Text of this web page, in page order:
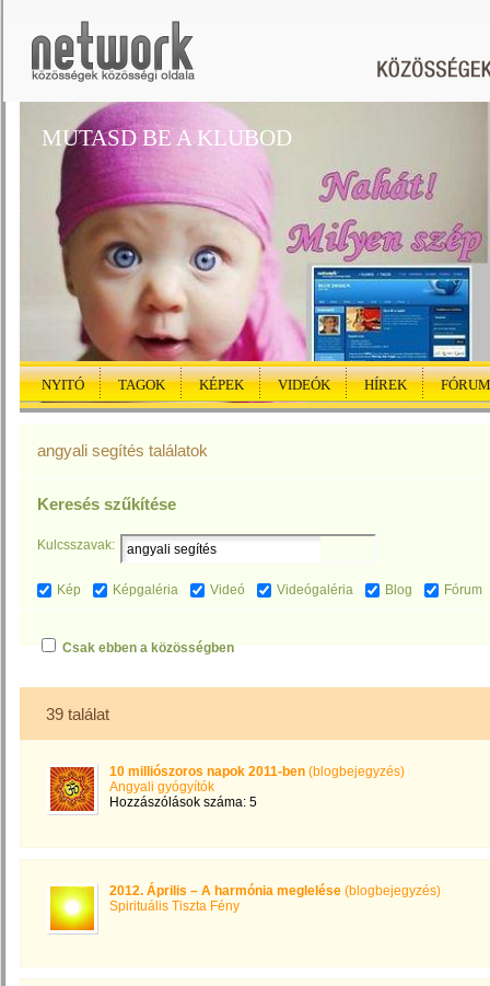
MUTASD BE A KLUBOD
NYITÓ TAGOK KÉPEK VIDEÓK HÍREK FÓRUM
angyali segítés találatok
Keresés szűkítése
Kulcsszavak:
Kép Képgaléria Videó Videógaléria Blog Fórum
Csak ebben a közösségben
39 találat
10 milliószoros napok 2011-ben (blogbejegyzés)
Angyali gyógyítók
Hozzászólások száma: 5
2012. Április – A harmónia meglelése (blogbejegyzés)
Spirituális Tiszta Fény